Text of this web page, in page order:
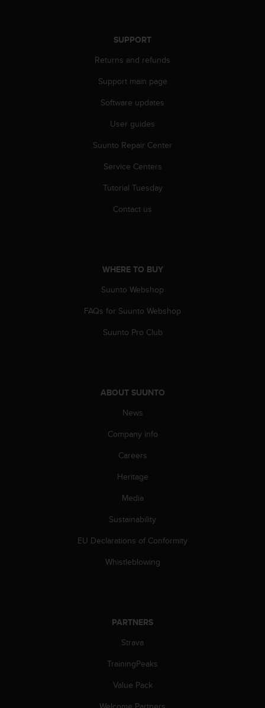
SUPPORT
Returns and refunds
Support main page
Software updates
User guides
Suunto Repair Center
Service Centers
Tutorial Tuesday
Contact us
WHERE TO BUY
Suunto Webshop
FAQs for Suunto Webshop
Suunto Pro Club
ABOUT SUUNTO
News
Company info
Careers
Heritage
Media
Sustainability
EU Declarations of Conformity
Whistleblowing
PARTNERS
Strava
TrainingPeaks
Value Pack